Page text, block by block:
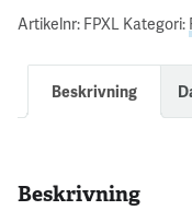
Artikelnr: FPXL Kategori:
Beskrivning
Beskrivning